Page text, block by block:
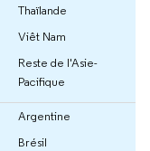
Thaïlande
Viêt Nam
Reste de l'Asie-
Pacifique
Argentine
Brésil